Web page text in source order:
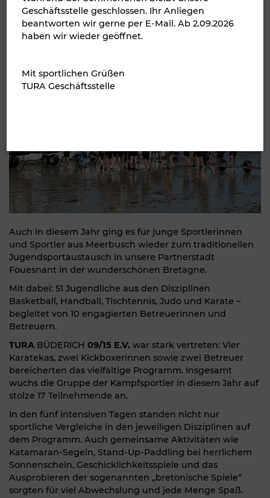
Auch in diesem Jahr ging es für junge Sportlerinnen
und Sportler aus Meerbusch wieder zum traditionellen
Jugendsportaustausch in unsere Partnerstadt
Fouesnant in der wunderschönen Bretagne.
Mit dabei: 51 Jugendliche aus den Disziplinen
Basketball, Handball, Tischtennis, Judo und Karate –
begleitet von 10 engagierten Betreuerinnen und
Betreuern.
TURA BÜDERICH 09/15 E.V. war stark vertreten: Vier
Karatekas, zwei Kickboxerinnen sowie zwei Betreuer
bereicherten das vielfältige Programm. Insgesamt
wuchs die Gruppe der Kampfsportler in diesem Jahr auf
stolze 17 Teilnehmende an.
In den fünf intensiven Tagen standen nicht nur
sportliche Vergleiche in den jeweiligen Disziplinen auf
dem Programm. Auch gemeinsame Aktivitäten wie
Katamaran-Segeln, Stand-Up-Paddling bei herrlichem
Sonnenschein, Geschicklichkeitsspiele und das
Ausprobieren der sogenannten „bretonische Spiele“
sorgten für viel Abwechslung und jede Menge Spaß.
Geschäftsstelle geschlossen. Ihr Anliegen
beantworten wir gerne per E-Mail. Ab 2.09.2026
haben wir wieder geöffnet.
Mit sportlichen Grüßen
TURA Geschäftsstelle